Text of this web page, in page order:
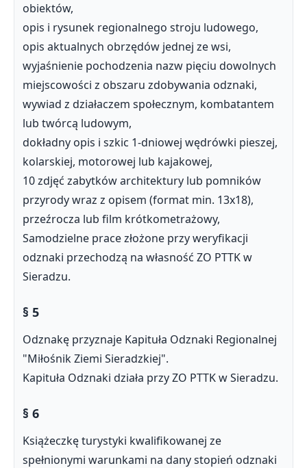
obiektów,
opis i rysunek regionalnego stroju ludowego,
opis aktualnych obrzędów jednej ze wsi,
wyjaśnienie pochodzenia nazw pięciu dowolnych
miejscowości z obszaru zdobywania odznaki,
wywiad z działaczem społecznym, kombatantem
lub twórcą ludowym,
dokładny opis i szkic 1-dniowej wędrówki pieszej,
kolarskiej, motorowej lub kajakowej,
10 zdjęć zabytków architektury lub pomników
przyrody wraz z opisem (format min. 13x18),
przeźrocza lub film krótkometrażowy,
Samodzielne prace złożone przy weryfikacji
odznaki przechodzą na własność ZO PTTK w
Sieradzu.
§ 5
Odznakę przyznaje Kapituła Odznaki Regionalnej
"Miłośnik Ziemi Sieradzkiej".
Kapituła Odznaki działa przy ZO PTTK w Sieradzu.
§ 6
Książeczkę turystyki kwalifikowanej ze
spełnionymi warunkami na dany stopień odznaki